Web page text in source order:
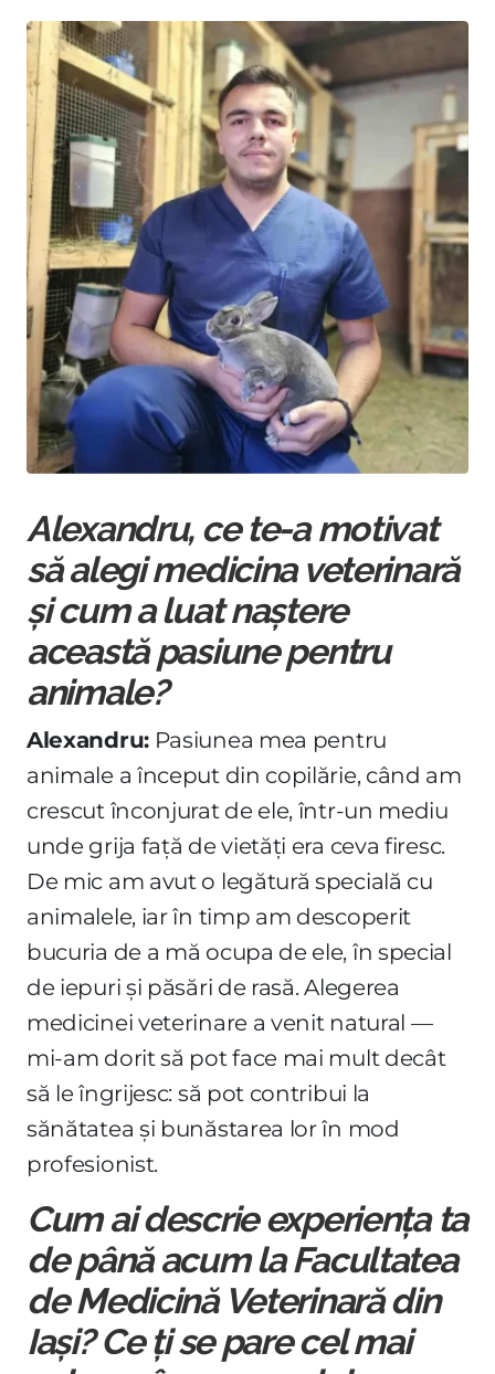
Alexandru, ce te-a motivat
să alegi medicina veterinară
și cum a luat naștere
această pasiune pentru
animale?
Alexandru:Pasiunea mea pentru
animale a început din copilărie, când am
crescut înconjurat de ele, într-un mediu
unde grija față de vietăți era ceva firesc.
De mic am avut o legătură specială cu
animalele, iar în timp am descoperit
bucuria de a mă ocupa de ele, în special
de iepuri și păsări de rasă. Alegerea
medicinei veterinare a venit natural —
mi-am dorit să pot face mai mult decât
să le îngrijesc: să pot contribui la
sănătatea și bunăstarea lor în mod
profesionist.
Cum ai descrie experiența ta
de până acum la Facultatea
de Medicină Veterinară din
Iași? Ce ți se pare cel mai